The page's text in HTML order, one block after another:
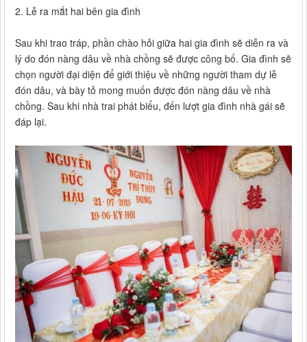
2. Lễ ra mắt hai bên gia đình
Sau khi trao tráp, phần chào hỏi giữa hai gia đình sẽ diễn ra và
lý do đón nàng dâu về nhà chồng sẽ được công bố. Gia đình sẽ
chọn người đại diện để giới thiệu về những người tham dự lễ
đón dâu, và bày tỏ mong muốn được đón nàng dâu về nhà
chồng. Sau khi nhà trai phát biểu, đến lượt gia đình nhà gái sẽ
đáp lại.